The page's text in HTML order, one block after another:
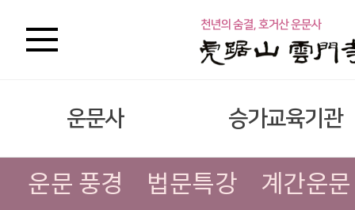
운문사 승가교육기관
운문 풍경 법문특강
계간운문